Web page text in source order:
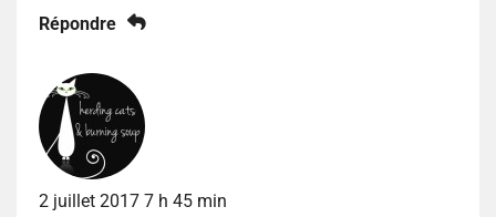
Répondre
2 juillet 2017 7 h 45 min